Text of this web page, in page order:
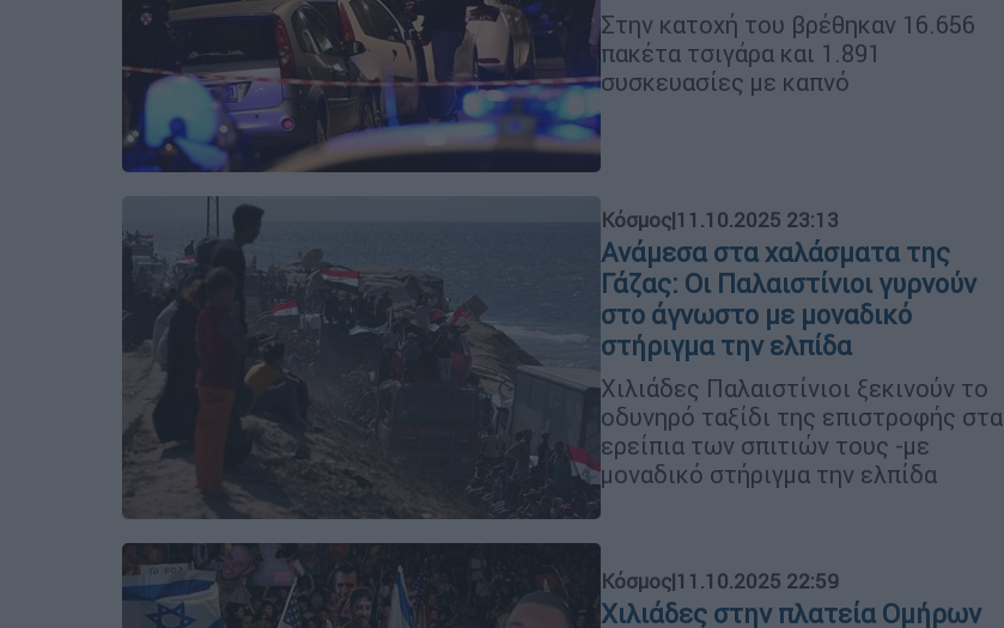
Στην κατοχή του βρέθηκαν 16.656
πακέτα τσιγάρα και 1.891
συσκευασίες με καπνό
Κόσμος|11.10.2025 23:13
Ανάμεσα στα χαλάσματα της
Γάζας: Οι Παλαιστίνιοι γυρνούν
στο άγνωστο με μοναδικό
στήριγμα την ελπίδα
Χιλιάδες Παλαιστίνιοι ξεκινούν το
οδυνηρό ταξίδι της επιστροφής στα
ερείπια των σπιτιών τους -με
μοναδικό στήριγμα την ελπίδα
Κόσμος|11.10.2025 22:59
Χιλιάδες στην πλατεία Ομήρων